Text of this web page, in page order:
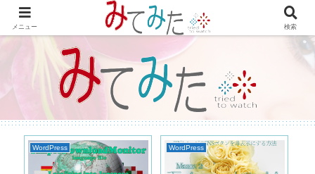
WordPressで綴る情報＆レビュー プラグインの紹介やテーマのカスタマイズ
等も書いてます。
WordPress WordPress
メニュー 検索